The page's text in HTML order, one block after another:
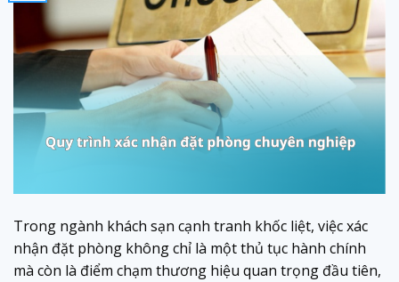
Trong ngành khách sạn cạnh tranh khốc liệt, việc xác
nhận đặt phòng không chỉ là một thủ tục hành chính
mà còn là điểm chạm thương hiệu quan trọng đầu tiên,